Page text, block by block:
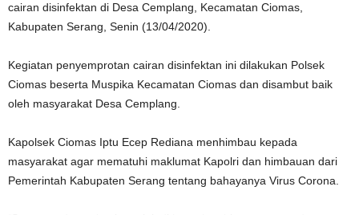
cairan disinfektan di Desa Cemplang, Kecamatan Ciomas,
Kabupaten Serang, Senin (13/04/2020).
Kegiatan penyemprotan cairan disinfektan ini dilakukan Polsek
Ciomas beserta Muspika Kecamatan Ciomas dan disambut baik
oleh masyarakat Desa Cemplang.
Kapolsek Ciomas Iptu Ecep Rediana menhimbau kepada
masyarakat agar mematuhi maklumat Kapolri dan himbauan dari
Pemerintah Kabupaten Serang tentang bahayanya Virus Corona.